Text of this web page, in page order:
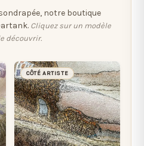
notre boutique
Cliquez sur un modèle
découvrir.
CÔTÉ ARTISTE